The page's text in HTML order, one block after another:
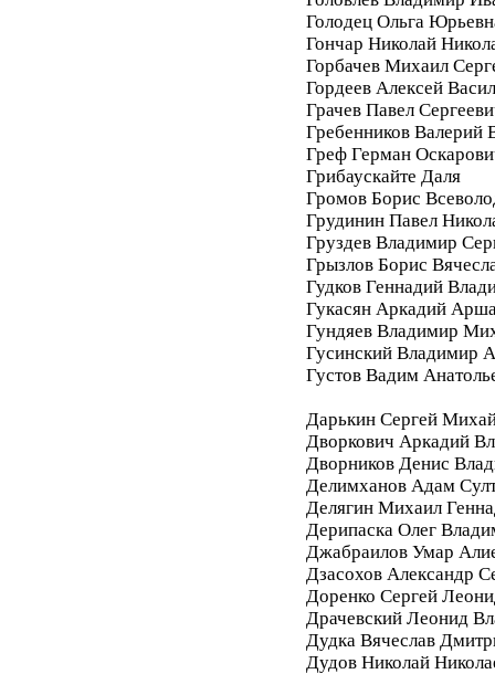
Голодец Ольга
Гончар Николай
Горбачев Михаил
Гордеев Алексей
Грачев Павел
Гребенников Валерий
Греф Герман
Грибаускайте Даля
Громов Борис
Грудинин Павел
Груздев Владимир
Грызлов Борис
Гудков Геннадий
Гукасян Аркадий
Гундяев Владимир
Гусинский Владимир
Густов Вадим
Дарькин Сергей
Дворкович Аркадий
Дворников Денис
Делимханов Адам
Делягин Михаил
Дерипаска Олег
Джабраилов Умар
Дзасохов Александр
Доренко Сергей
Драчевский Леонид
Дудка Вячеслав
Дудов Николай